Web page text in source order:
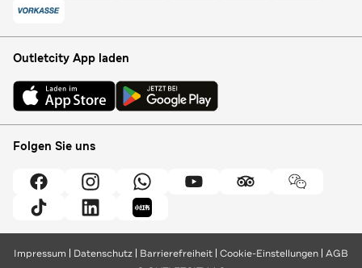
Outletcity App laden
Folgen Sie uns
Impressum Datenschutz Barrierefreiheit Cookie-Einstellungen AGB